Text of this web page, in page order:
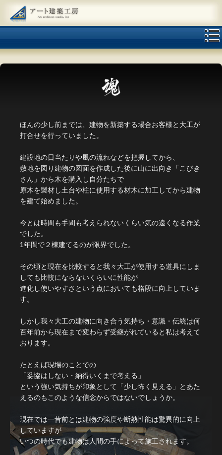
ほんの少し前までは、建物を新築する場合お客様と大工が
打合せを行っていました。
建設地の日当たりや風の流れなどを把握してから、
敷地を図り建物の図面を作成した後に山に出向き「こびき
さん」から木を購入し自分たちで
原木を製材し土台や柱に使用する材木に加工してから建物
を建て始めました。
今とは時間も手間も考えられないくらい気の遠くなる作業
でした。
1年間で２棟建てるのが限界でした。
その頃と現在を比較すると我々大工が使用する道具にしま
しても比較にならないくらいに性能が
進化し使いやすさという点においても格段に向上していま
す。
しかし我々大工の建物に向き合う気持ち・意識・伝統は何
百年前から現在まで変わらず受継がれていると私は考えて
おります。
たとえば現場のことでの
「妥協はしない・納得いくまで考える」
という強い気持ちが印象として「少し怖く見える」とあた
えるのもこのような信念からではないでしょうか。
現在では一昔前とは建物の強度や断熱性能は驚異的に向上
していますが
いつの時代でも建物は人間の手によって施工されます。